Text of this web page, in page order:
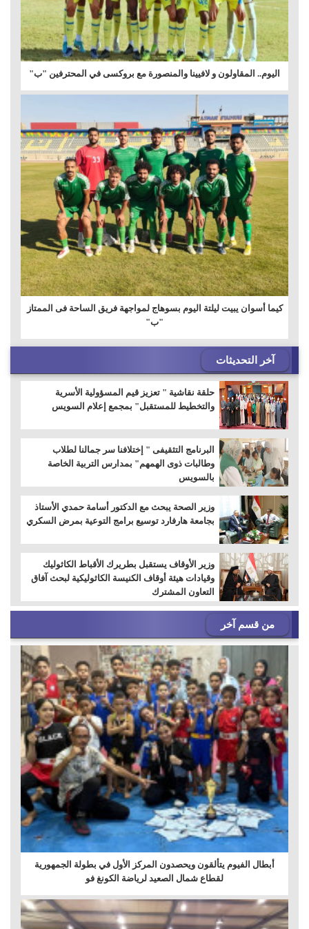
اليوم.. المقاولون و لافيينا والمنصورة مع بروكسى في المحترفين "ب"
كيما أسوان يبيت ليلتة اليوم بسوهاج لمواجهة فريق الساحة فى الممتاز
"ب"
آخر التحديثات
حلقة نقاشية " تعزيز قيم المسؤولية الأسرية
والتخطيط للمستقبل" بمجمع إعلام السويس
البرنامج التثقيفى " إختلافنا سر جمالنا لطلاب
وطالبات ذوى الهمهم" بمدارس التربية الخاصة
بالسويس
وزير الصحة يبحث مع الدكتور أسامة حمدي الأستاذ
بجامعة هارفارد توسيع برامج التوعية بمرض السكري
وزير الأوقاف يستقبل بطريرك الأقباط الكاثوليك
وقيادات هيئة أوقاف الكنيسة الكاثوليكية لبحث آفاق
التعاون المشترك
من قسم آخر
أبطال الفيوم يتألقون ويحصدون المركز الأول في بطولة الجمهورية
لقطاع شمال الصعيد لرياضة الكونغ فو